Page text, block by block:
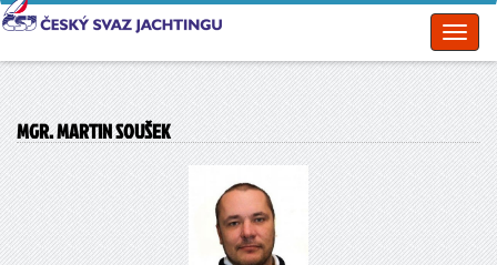
MGR. MARTIN SOUŠEK